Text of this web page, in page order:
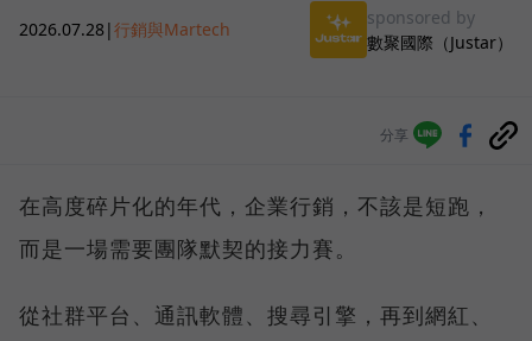
2026.07.28|行銷與Martech
sponsored by
數聚國際（Justar）
分享
在高度碎片化的年代，企業行銷，不該是短跑，
而是一場需要團隊默契的接力賽。
從社群平台、通訊軟體、搜尋引擎，再到網紅、